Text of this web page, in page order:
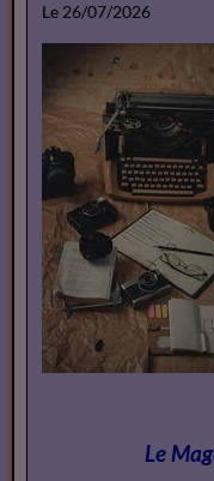
Le 26/07/2026
Le